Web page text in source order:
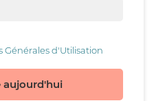
Générales d'Utilisation
aujourd'hui